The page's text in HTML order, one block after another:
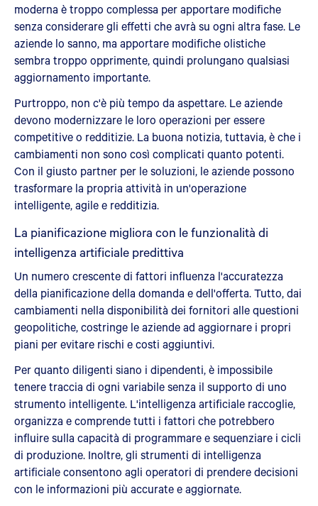
moderna è troppo complessa per apportare modifiche
senza considerare gli effetti che avrà su ogni altra fase. Le
aziende lo sanno, ma apportare modifiche olistiche
sembra troppo opprimente, quindi prolungano qualsiasi
aggiornamento importante.
Purtroppo, non c'è più tempo da aspettare. Le aziende
devono modernizzare le loro operazioni per essere
competitive o redditizie. La buona notizia, tuttavia, è che i
cambiamenti non sono così complicati quanto potenti.
Con il giusto partner per le soluzioni, le aziende possono
trasformare la propria attività in un'operazione
intelligente, agile e redditizia.
La pianificazione migliora con le funzionalità di
intelligenza artificiale predittiva
Un numero crescente di fattori influenza l'accuratezza
della pianificazione della domanda e dell'offerta. Tutto, dai
cambiamenti nella disponibilità dei fornitori alle questioni
geopolitiche, costringe le aziende ad aggiornare i propri
piani per evitare rischi e costi aggiuntivi.
Per quanto diligenti siano i dipendenti, è impossibile
tenere traccia di ogni variabile senza il supporto di uno
strumento intelligente. L'intelligenza artificiale raccoglie,
organizza e comprende tutti i fattori che potrebbero
influire sulla capacità di programmare e sequenziare i cicli
di produzione. Inoltre, gli strumenti di intelligenza
artificiale consentono agli operatori di prendere decisioni
con le informazioni più accurate e aggiornate.